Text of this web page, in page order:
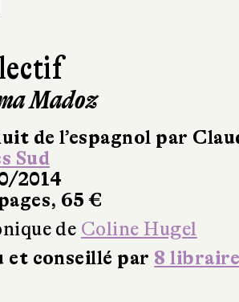
Madoz
de l’espagnol par
Sud
2014
65 €
de Coline Hugel
et conseillé par 8